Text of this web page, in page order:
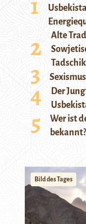
Alte
Der
Wer ist
bekannt?
Bild des Tages